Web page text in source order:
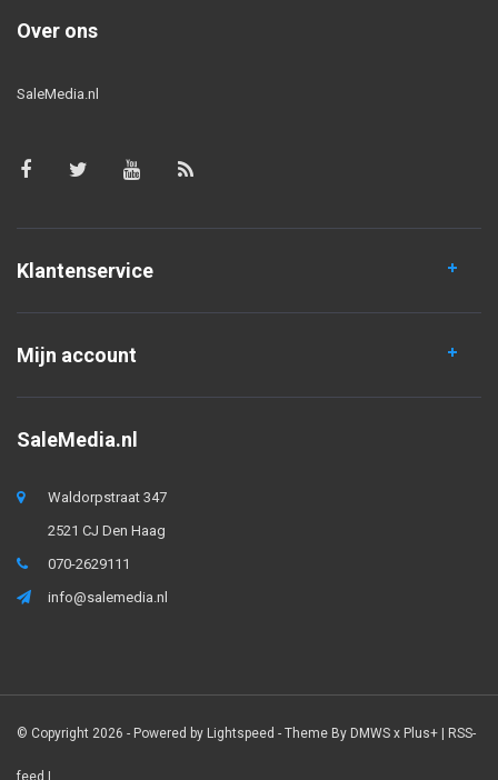
Over ons
SaleMedia.nl
Klantenservice
Mijn account
SaleMedia.nl
Waldorpstraat 347
2521 CJ Den Haag
070-2629111
info@salemedia.nl
© Copyright 2026 - Powered by Lightspeed - Theme By DMWS x Plus+ | RSS-
feed |